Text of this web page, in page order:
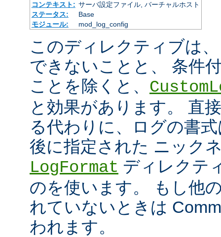
コンテキスト: サーバ設定ファイル, バーチャルホスト
ステータス:
Base
モジュール:
mod_log_config
このディレクティブは
できないことと、 条件
ことを除くと、
と効果があります。 直
る代わりに、ログの書
後に指定された ニック
LogFormat ディレクテ
のを使います。 もし他
れていないときは
われます。